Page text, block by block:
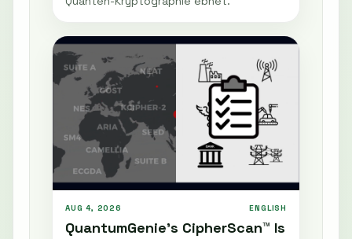
AUG 4, 2026 ENGLISH
QuantumGenie’s CipherScan™ Is